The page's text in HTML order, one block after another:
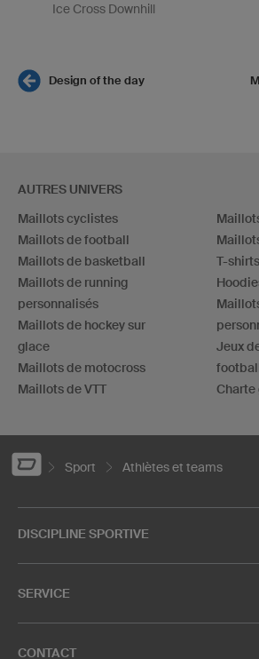
Ice Cross Downhill
Design of the day
AUTRES UNIVERS
Maillots cyclistes
Maillots de football
Maillots de basketball
Maillots de running
personnalisés
Maillots de hockey sur
glace
Maillots de motocross
Maillots de VTT
T-
Jeux
Charte
Sport Athlètes et teams
DISCIPLINE SPORTIVE
SERVICE
CONTACT